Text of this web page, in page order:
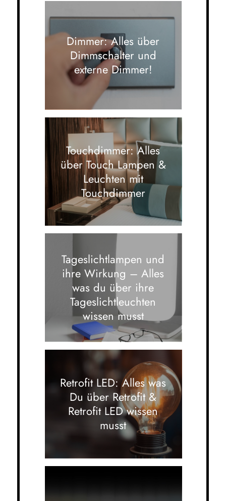
Dimmer: Alles über
Dimmschalter und
externe Dimmer!
Touchdimmer: Alles
über Touch Lampen &
Leuchten mit
Touchdimmer
Tageslichtlampen und
ihre Wirkung – Alles
was du über ihre
Tageslichtleuchten
wissen musst
Retrofit LED: Alles was
Du über Retrofit &
Retrofit LED wissen
musst